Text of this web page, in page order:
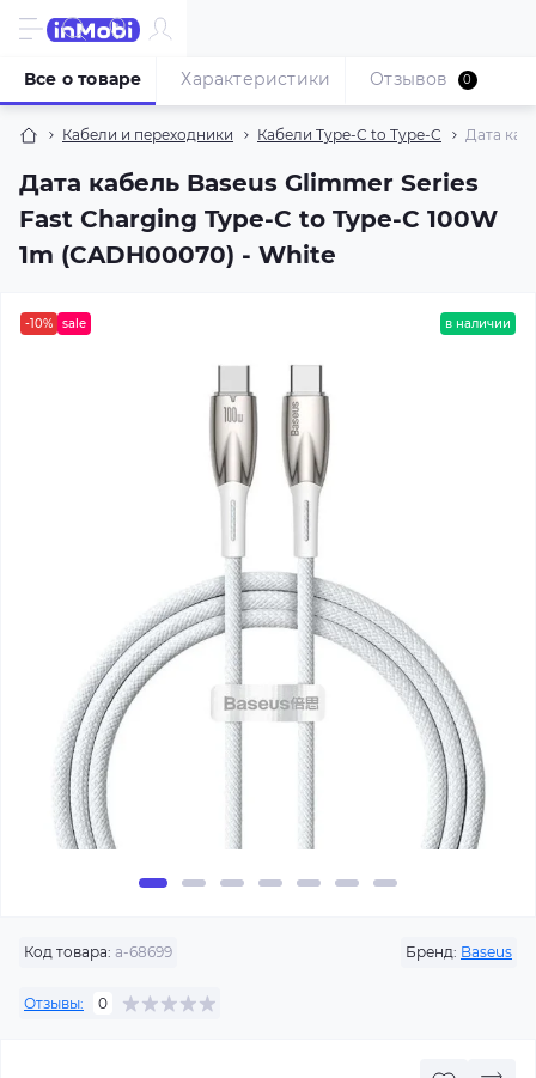
Кабели и переходники Кабели Type-C to Type-C Дата
Дата кабель Baseus Glimmer Series
Fast Charging Type-C to Type-C 100W
1m (CADH00070) - White
Все о товаре Характеристики Отзывов 0
-10% sale в наличии
Код товара: a-68699 Бренд: Baseus
Отзывы: 0